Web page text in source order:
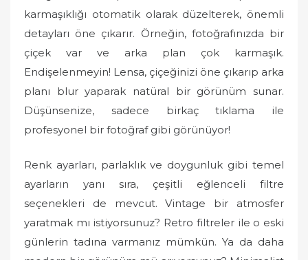
karmaşıklığı otomatik olarak düzelterek, önemli
detayları öne çıkarır. Örneğin, fotoğrafınızda bir
çiçek var ve arka plan çok karmaşık.
Endişelenmeyin! Lensa, çiçeğinizi öne çıkarıp arka
planı blur yaparak natüral bir görünüm sunar.
Düşünsenize, sadece birkaç tıklama ile
profesyonel bir fotoğraf gibi görünüyor!
Renk ayarları, parlaklık ve doygunluk gibi temel
ayarların yanı sıra, çeşitli eğlenceli filtre
seçenekleri de mevcut. Vintage bir atmosfer
yaratmak mı istiyorsunuz? Retro filtreler ile o eski
günlerin tadına varmanız mümkün. Ya da daha